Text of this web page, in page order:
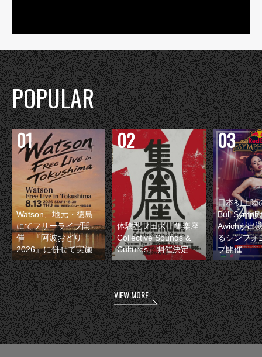
POPULAR
Watson、地元・徳島
にてフリーライブ開
催 『阿波おどり
2026』に併せて実施
体験型フェス『集楽座
Collective Sounds &
Cultures』開催決定
日本初上陸
Bull
Awichが出
るシンフォ
ブ開催
VIEW MORE